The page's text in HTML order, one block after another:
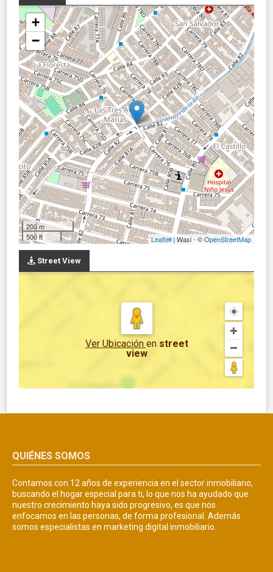
+
−
200 m
500 ft
Leaflet| Wasi - ©OpenStreetMap
Street View
Ver Ubicación en street
view
QUIÉNES SOMOS
Contamos con 12 años de experiencia en el sector inmobiliario,
buscando el hogar especial para ti, lo que nos ha ayudado que
nuestro crecimiento haya sido progresivo, es que nos
enfocamos en las personas, de forma profesional. Además
somos especialistas en marketing digital inmobiliario.